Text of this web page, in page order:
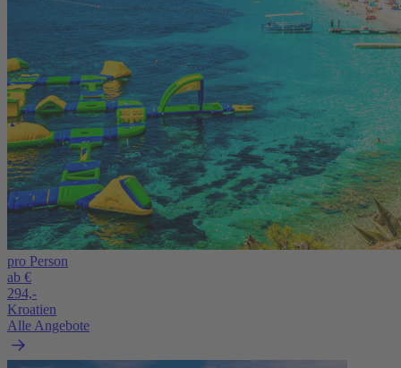
pro Person
ab €
294,-
Kroatien
Alle Angebote